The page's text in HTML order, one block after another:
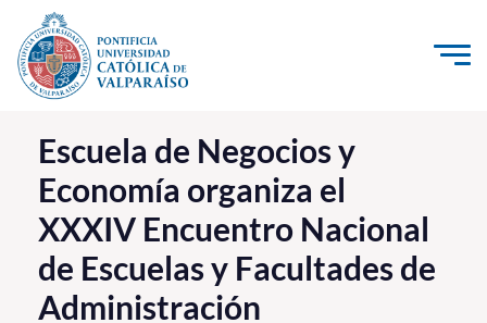
Click acá para ir directamente al contenido
La Universidad
Investigación, Creación e Innovación
PUCV Internacional
Vinculación con el Medio
Escuela de Negocios y
Economía organiza el
XXXIV Encuentro Nacional
de Escuelas y Facultades de
Administración